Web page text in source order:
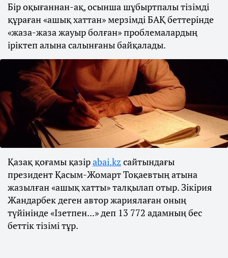
Бір оқығаннан-ақ, осынша шұбыртпалы тізімді
құраған «ашық хаттан» мерзімді БАҚ беттерінде
«жаза-жаза жауыр болған» проблемалардың
іріктеп алына салынғаны байқалады.
Қазақ қоғамы қазірabai.kz сайтындағы
президент Қасым-Жомарт Тоқаевтың атына
жазылған «ашық хатты» талқылап отыр. Зікірия
Жандарбек деген автор жариялаған оның
түйінінде «Ізетпен...» деп 13 772 адамның бес
беттік тізімі тұр.